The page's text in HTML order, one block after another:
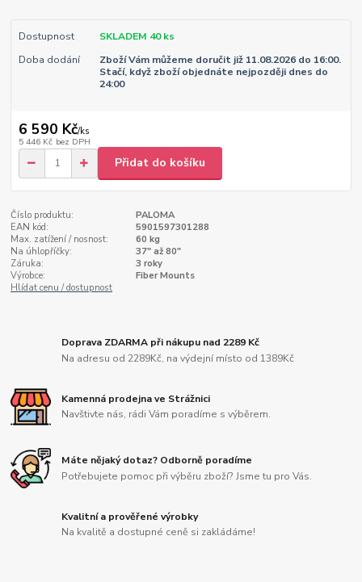
Dostupnost
SKLADEM 40 ks
Doba dodání
Zboží Vám můžeme doručit již 11.08.2026 do 16:00.
Stačí, když zboží objednáte nejpozději dnes do
24:00
6 590 Kč/ks
5 446 Kč bez DPH
Přidat do košíku
Číslo produktu:
PALOMA
EAN kód:
5901597301288
Max. zatížení / nosnost:
60 kg
Na úhlopříčky:
37" až 80"
Záruka:
3 roky
Výrobce:
Fiber Mounts
Hlídat cenu / dostupnost
Doprava ZDARMA při nákupu nad 2289 Kč
Na adresu od 2289Kč, na výdejní místo od 1389Kč
Kamenná prodejna ve Strážnici
Navštivte nás, rádi Vám poradíme s výběrem.
Máte nějaký dotaz? Odborně poradíme
Potřebujete pomoc při výběru zboží? Jsme tu pro Vás.
Kvalitní a prověřené výrobky
Na kvalitě a dostupné ceně si zakládáme!